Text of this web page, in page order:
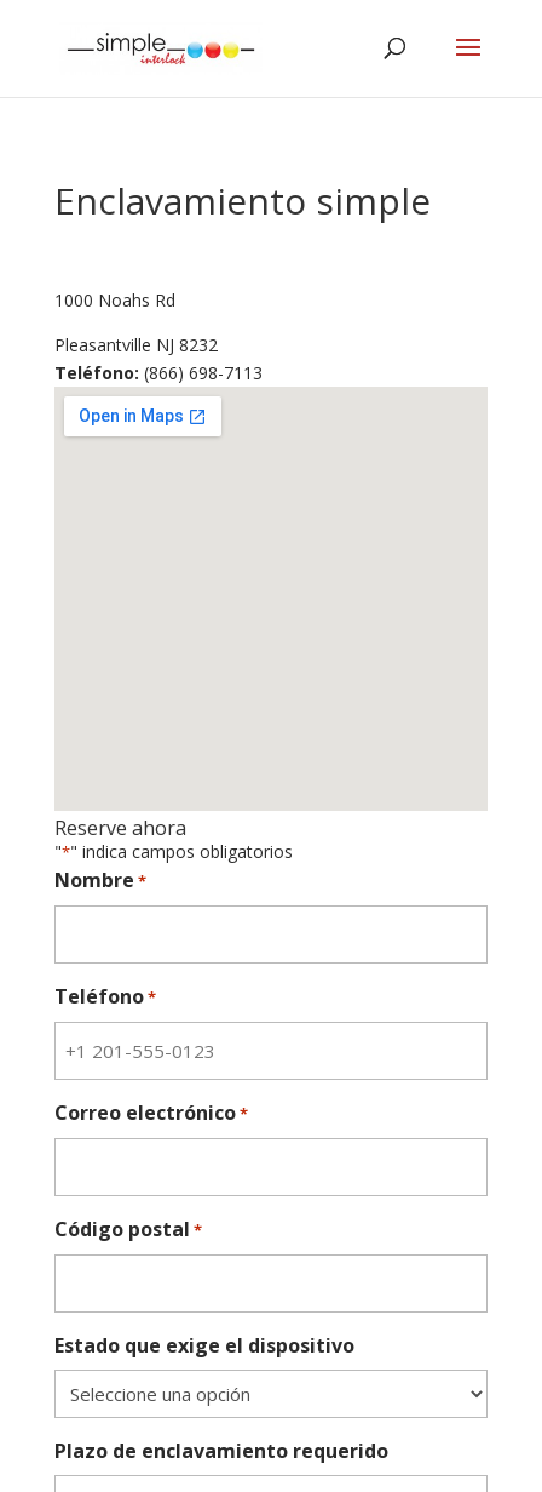
Enclavamiento simple
1000 Noahs Rd
Pleasantville NJ 8232
Teléfono: (866) 698-7113
Reserve ahora
"*" indica campos obligatorios
Nombre *
Teléfono*
Correo electrónico*
Código postal *
Estado que exige el dispositivo
Plazo de enclavamiento requerido